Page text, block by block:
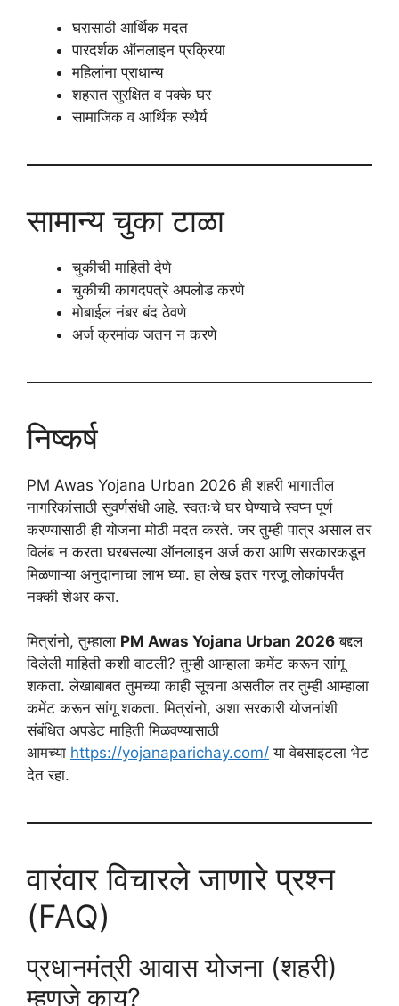
घरासाठी आर्थिक मदत
पारदर्शक ऑनलाइन प्रक्रिया
महिलांना प्राधान्य
शहरात सुरक्षित व पक्के घर
सामाजिक व आर्थिक स्थैर्य
सामान्य चुका टाळा
चुकीची माहिती देणे
चुकीची कागदपत्रे अपलोड करणे
मोबाईल नंबर बंद ठेवणे
अर्ज क्रमांक जतन न करणे
निष्कर्ष
PM Awas Yojana Urban 2026 ही शहरी भागातील
नागरिकांसाठी सुवर्णसंधी आहे. स्वतःचे घर घेण्याचे स्वप्न पूर्ण
करण्यासाठी ही योजना मोठी मदत करते. जर तुम्ही पात्र असाल तर
विलंब न करता घरबसल्या ऑनलाइन अर्ज करा आणि सरकारकडून
मिळणाऱ्या अनुदानाचा लाभ घ्या. हा लेख इतर गरजू लोकांपर्यंत
नक्की शेअर करा.
मित्रांनो, तुम्हाला PM Awas Yojana Urban 2026 बद्दल
दिलेली माहिती कशी वाटली? तुम्ही आम्हाला कमेंट करून सांगू
शकता. लेखाबाबत तुमच्या काही सूचना असतील तर तुम्ही आम्हाला
कमेंट करून सांगू शकता. मित्रांनो, अशा सरकारी योजनांशी
संबंधित अपडेट माहिती मिळवण्यासाठी
आमच्या https://yojanaparichay.com/ या वेबसाइटला भेट
देत रहा.
वारंवार विचारले जाणारे प्रश्न
(FAQ)
प्रधानमंत्री आवास योजना (शहरी)
म्हणजे काय?